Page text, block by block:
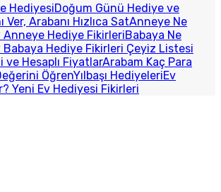
HediyesiDoğum Günü Hediye ve
Ver, Arabanı Hızlıca SatAnneye Ne
Anneye Hediye FikirleriBabaya Ne
Babaya Hediye Fikirleri Çeyiz Listesi
Hesaplı FiyatlarArabam Kaç Para
ÖğrenYılbaşı HediyeleriEv
Yeni Ev Hediyesi Fikirleri